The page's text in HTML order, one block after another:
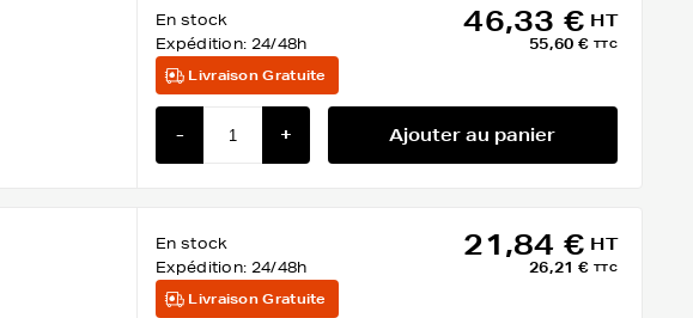
En stock
Expédition: 24/48h
46,33 € HT
55,60 € TTC
Livraison Gratuite
- + Ajouter au panier
En stock
Expédition: 24/48h
21,84 € HT
26,21 € TTC
Livraison Gratuite